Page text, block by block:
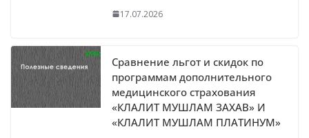
17.07.2026
Сравнение льгот и скидок по
программам дополнительного
медицинского страхования
«КЛАЛИТ МУШЛАМ ЗАХАВ» И
«КЛАЛИТ МУШЛАМ ПЛАТИНУМ»